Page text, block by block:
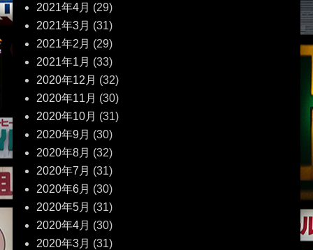
2021年4月 (29)
2021年3月 (31)
2021年2月 (29)
2021年1月 (33)
2020年12月 (32)
2020年11月 (30)
2020年10月 (31)
2020年9月 (30)
2020年8月 (32)
2020年7月 (31)
2020年6月 (30)
2020年5月 (31)
2020年4月 (30)
2020年3月 (31)